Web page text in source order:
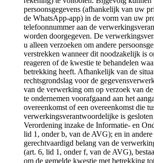
persoonsgegevens (afhankelijk van uw
de WhatsApp-app) in de vorm van uw
telefoonnummer aan de
worden doorgegeven. De
u alleen verzoeken om andere
verstrekken wanneer dit noodzakelijk is
reageren of de kwestie te behandelen
betrekking heeft. Afhankelijk van de
rechtsgrondslag voor de
van de verwerking om op verzoek van
te ondernemen voorafgaand aan het
overeenkomst of een overeenkomst die
verwerkingsverantwoordelijke is
Verordening inzake de Informatie- en
lid 1, onder b, van de AVG); en in
gerechtvaardigd belang van de
(art. 6, lid 1, onder f, van de AVG),
om de gemelde kwestie met betrekking